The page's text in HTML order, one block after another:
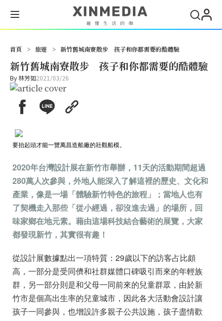
首頁 > 旅遊 > 新竹舊城南寮散步 孩子和你都需要的酷體驗
新竹舊城南寮散步 孩子和你都需要的酷體驗
By林芳如2021/03/26
要抬起頭才能一覽萬昌造船廠的壯觀船模。
2020年台灣設計展在新竹市舉辦，11天的活動期間超過
280萬人次參與，外地人能深入了解這裡的歷史、文化和
產業，像是一場「體驗新竹特色的旅程」；當地人也有
了契機走入那些「從小經過，卻沒進去過」的場所，回
味家鄉在地元素。藉由這場科技結合藝術的展覽，大家
都發現新竹，其實很有趣！
從設計展數據點出一項特質：29歲以下的訪客占比頗
高，一部分是受同儕和社群媒體口碑吸引而來的年輕族
群，另一部分則是和父母一同前來的兒童群眾，由於新
竹市是個高出生率的兒童城市，因此各大活動會設計讓
孩子一同參與，也增設許多親子公共設施，孩子盡情歡